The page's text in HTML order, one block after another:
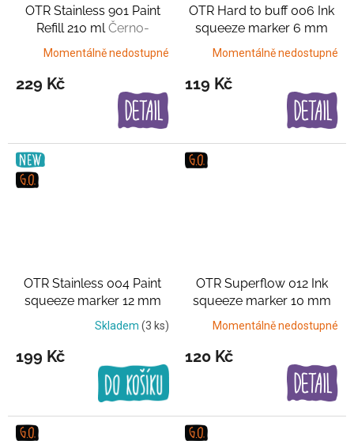
OTR Stainless 901 Paint
Refill 210 mlČerno-
stříbrná
Momentálně nedostupné
229 Kč
OTR Hard to buff 006 Ink
squeeze marker 6 mm
Černá s měděným
Momentálně nedostupné
119 Kč
OTR Stainless 004 Paint
squeeze marker 12 mm
Černo-stříbrný
Skladem (3 ks)
199 Kč
OTR Superflow 012 Ink
squeeze marker 10 mm
Černá
Momentálně nedostupné
120 Kč